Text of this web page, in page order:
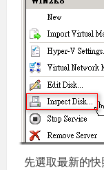
先選取最新的